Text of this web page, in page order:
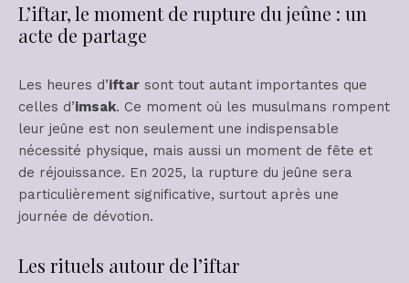
L’iftar, le moment de rupture du jeûne : un
acte de partage
Les heures d’iftar sont tout autant importantes que
celles d’imsak. Ce moment où les musulmans rompent
leur jeûne est non seulement une indispensable
nécessité physique, mais aussi un moment de fête et
de réjouissance. En 2025, la rupture du jeûne sera
particulièrement significative, surtout après une
journée de dévotion.
Les rituels autour de l’iftar